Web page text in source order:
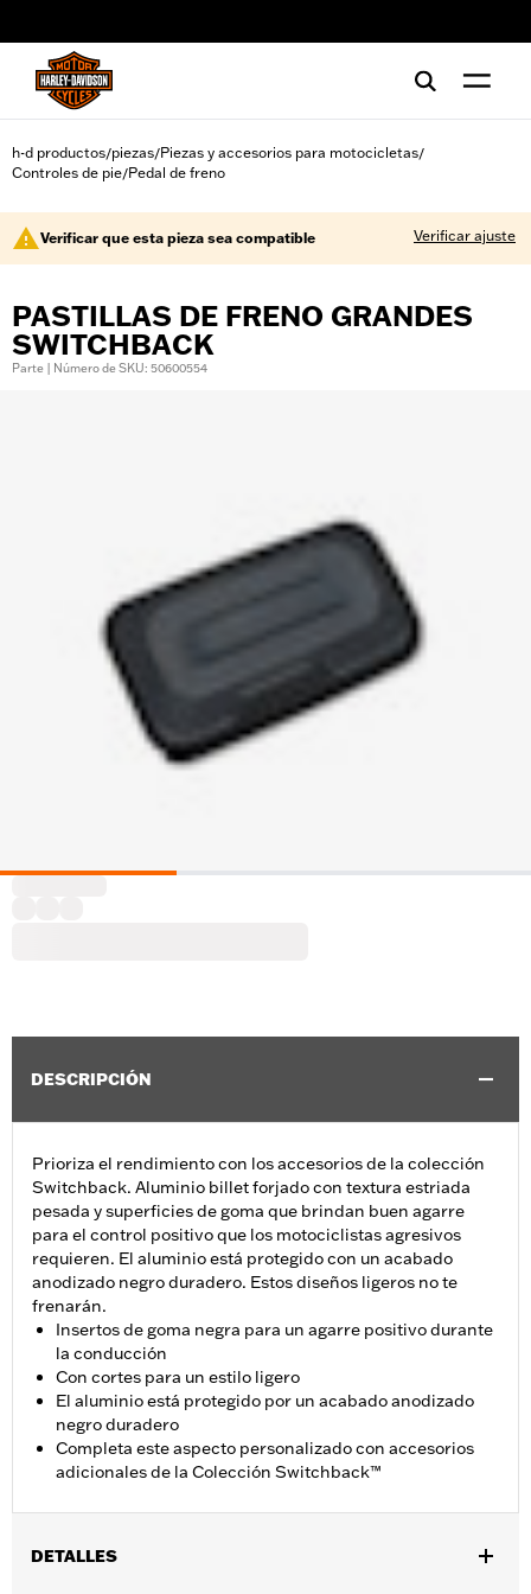
h-d productos/piezas/Piezas y accesorios para motocicletas/
Controles de pie/Pedal de freno
Verificar que esta pieza sea compatible Verificar ajuste
PASTILLAS DE FRENO GRANDES
SWITCHBACK
Parte | Número de SKU: 50600554
DESCRIPCIÓN
Prioriza el rendimiento con los accesorios de la colección
Switchback. Aluminio billet forjado con textura estriada
pesada y superficies de goma que brindan buen agarre
para el control positivo que los motociclistas agresivos
requieren. El aluminio está protegido con un acabado
anodizado negro duradero. Estos diseños ligeros no te
frenarán.
Insertos de goma negra para un agarre positivo durante
la conducción
Con cortes para un estilo ligero
El aluminio está protegido por un acabado anodizado
negro duradero
Completa este aspecto personalizado con accesorios
adicionales de la Colección Switchback™
DETALLES